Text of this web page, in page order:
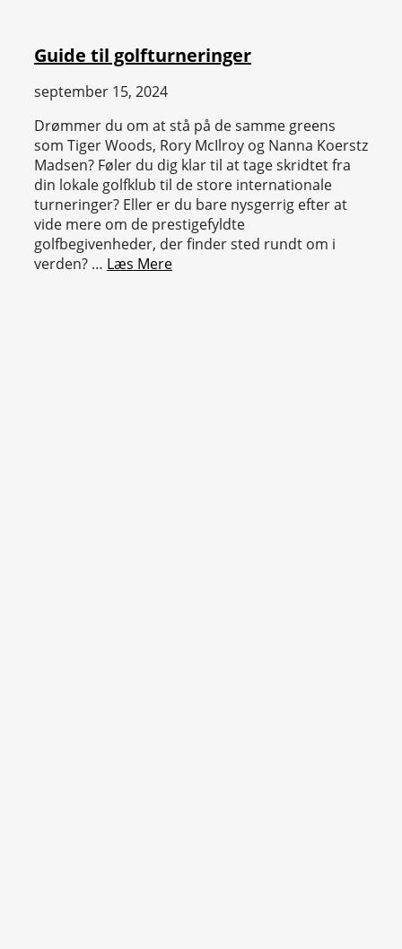
Guide til golfturneringer
september 15, 2024
Drømmer du om at stå på de samme greens
som Tiger Woods, Rory McIlroy og Nanna Koerstz
Madsen? Føler du dig klar til at tage skridtet fra
din lokale golfklub til de store internationale
turneringer? Eller er du bare nysgerrig efter at
vide mere om de prestigefyldte
golfbegivenheder, der finder sted rundt om i
verden? … Læs Mere